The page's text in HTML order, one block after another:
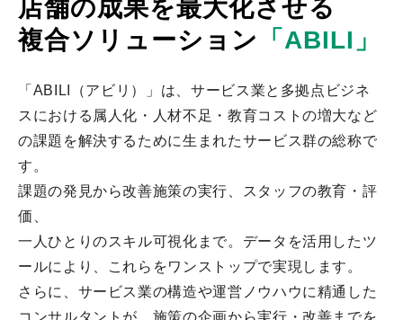
店舗の成果を最大化させる
複合ソリューション 「ABILI」
「ABILI（アビリ）」は、サービス業と多拠点ビジネ
スにおける属人化・人材不足・教育コストの増大など
の課題を解決するために生まれたサービス群の総称で
す。
課題の発見から改善施策の実行、スタッフの教育・評
価、
一人ひとりのスキル可視化まで。データを活用したツ
ールにより、これらをワンストップで実現します。
さらに、サービス業の構造や運営ノウハウに精通した
コンサルタントが、施策の企画から実行・改善までを